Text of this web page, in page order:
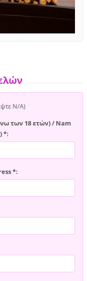
Ν/Α)
των 18 ετών) / Nam
*:
*: